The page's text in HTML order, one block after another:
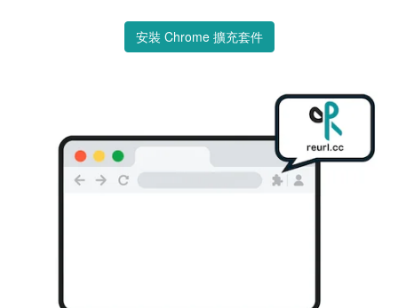
安裝 Chrome 擴充套件